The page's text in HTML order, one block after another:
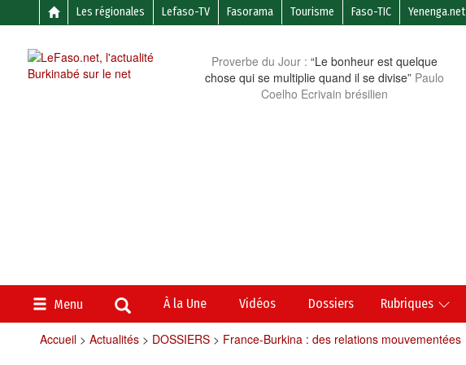
Les régionales Lefaso-TV Fasorama Tourisme Faso-TIC Yenenga.net
Proverbe du Jour : “Le bonheur est quelque
chose qui se multiplie quand il se divise” Paulo
Coelho Ecrivain brésilien
Menu À la Une Vidéos Dossiers Rubriques
Accueil> Actualités> DOSSIERS> France-Burkina : des relations mouvementées